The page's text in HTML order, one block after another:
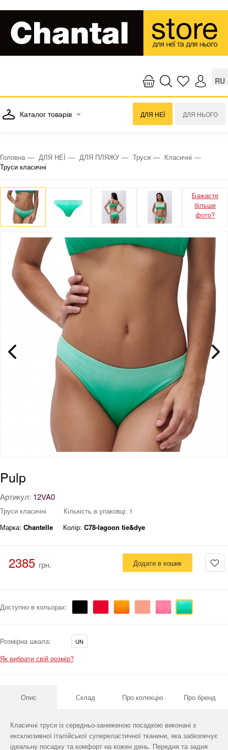
RU
Каталог товарів ДЛЯ НЕЇ ДЛЯ НЬОГО
Головна ДЛЯ НЕЇ ДЛЯ ПЛЯЖУ Труси
Класичні
Труси класичні
Бажаєте
більше
фото?
Pulp
Артикул: 12VA0
Труси класичні
Кількість в упаковці: 1
Марка: Chantelle Колір: C78-lagoon tie&dye
2385 грн. Додати в кошик
Доступно в кольорах:
Розмірна шкала: UN
Як вибрати свій розмір?
Опис Склад Про колекцію Про бренд
Класичні труси із середньо-заниженою посадкою виконані з
ексклюзивної італійської супереластичної тканини, яка забезпечує
ідеальну посадку та комфорт на кожен день. Передня та задня